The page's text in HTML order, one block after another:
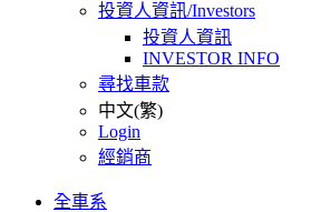
投資人資訊/Investors
投資人資訊
INVESTOR INFO
尋找車款
中文(繁)
Login
經銷商
全車系